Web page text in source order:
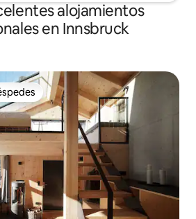
alojamientos
en Innsbruck
entre huéspedes